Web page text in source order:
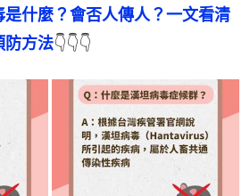
是什麼？會否人傳人？一文看清
防方法👇👇👇